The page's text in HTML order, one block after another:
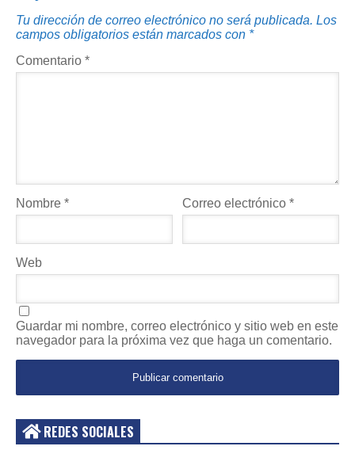
Tu dirección de correo electrónico no será publicada. Los
campos obligatorios están marcados con *
Comentario *
Nombre * Correo electrónico*
Web
Guardar mi nombre, correo electrónico y sitio web en este
navegador para la próxima vez que haga un comentario.
REDES SOCIALES